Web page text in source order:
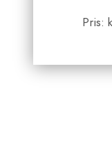
Pris: